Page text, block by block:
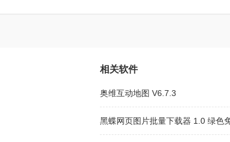
相关软件
奥维互动地图 V6.7.3
黑蝶网页图片批量下载器 1.0 绿色